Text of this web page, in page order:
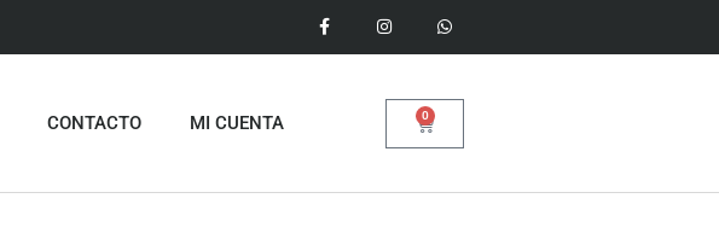
CONTACTO MI CUENTA 0